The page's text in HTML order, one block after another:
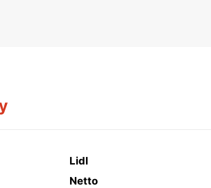
Lidl
Netto